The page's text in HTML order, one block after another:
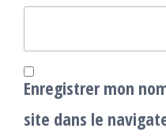
Enregistrer mon
site dans le